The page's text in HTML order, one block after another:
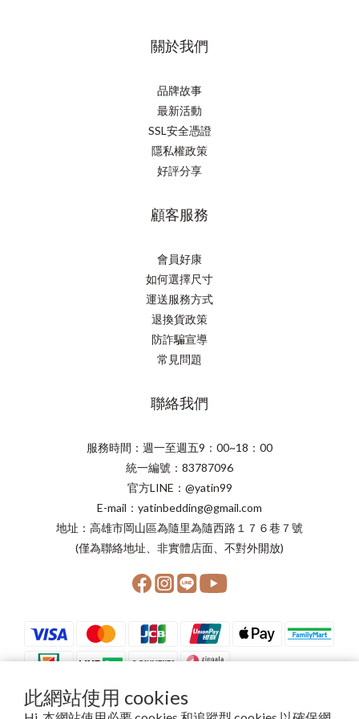
此網站使用 cookies
關於我們
品牌故事
最新活動
SSL安全憑證
隱私權政策
好評分享
顧客服務
會員好康
如何選擇尺寸
運送服務方式
退換貨政策
防詐騙宣導
常見問題
聯絡我們
服務時間：週一至週五9：00~18：00
統一編號：83787096
官方LINE：@yatin99
E-mail：yatinbedding@gmail.com
地址：高雄市岡山區為隨里為隨西路１７６巷７號
(僅為聯絡地址、非實體店面、不對外開放)